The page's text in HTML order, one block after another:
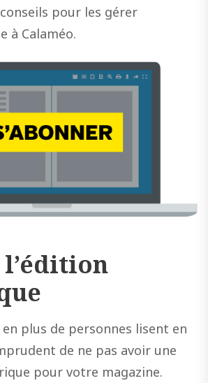
pour les gérer
à Calaméo.
plus de personnes lisent en
de ne pas avoir une
pour votre magazine.